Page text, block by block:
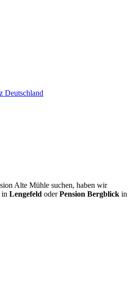
Alte Mühle suchen, haben wir
in Lengefeld oderPension Bergblick in